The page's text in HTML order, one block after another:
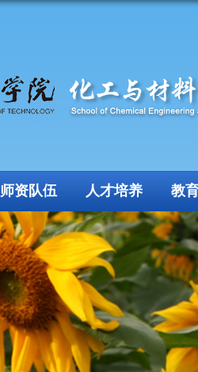
师资队伍 人才培养 教